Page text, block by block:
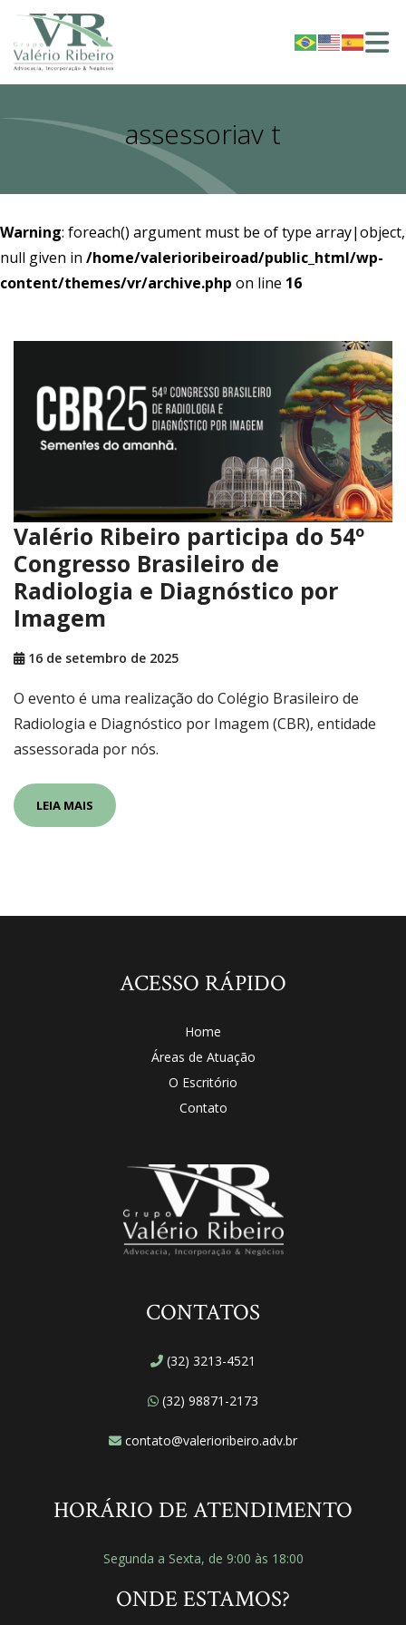
assessoriav t
Warning: foreach() argument must be of type array|object,
null given in /home/valerioribeiroad/public_html/wp-
content/themes/vr/archive.php on line 16
Valério Ribeiro participa do 54º
Congresso Brasileiro de
Radiologia e Diagnóstico por
Imagem
16 de setembro de 2025
O evento é uma realização do Colégio Brasileiro de
Radiologia e Diagnóstico por Imagem (CBR), entidade
assessorada por nós.
LEIA MAIS
ACESSO RÁPIDO
Home
Áreas de Atuação
O Escritório
Contato
CONTATOS
(32) 3213-4521
(32) 98871-2173
contato@valerioribeiro.adv.br
HORÁRIO DE ATENDIMENTO
Segunda a Sexta, de 9:00 às 18:00
ONDE ESTAMOS?